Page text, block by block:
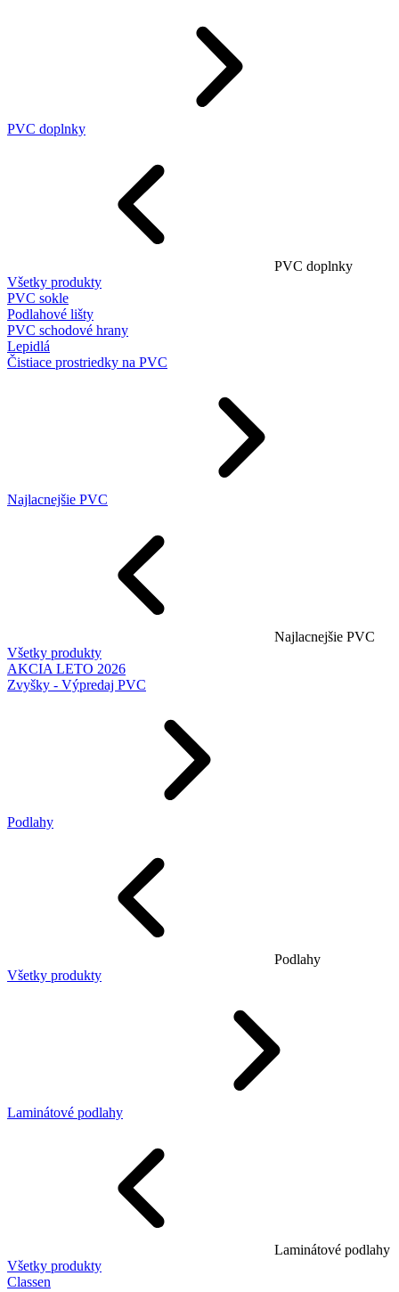
PVC doplnky
PVC doplnky
Všetky produkty
PVC sokle
Podlahové lišty
PVC schodové hrany
Lepidlá
Čistiace prostriedky na PVC
Najlacnejšie PVC
Najlacnejšie PVC
Všetky produkty
AKCIA LETO 2026
Zvyšky - Výpredaj PVC
Podlahy
Podlahy
Všetky produkty
Laminátové podlahy
Laminátové podlahy
Všetky produkty
Classen